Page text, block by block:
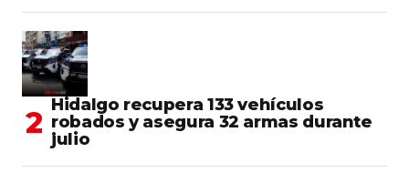
Hidalgo recupera 133 vehículos
robados y asegura 32 armas durante
julio